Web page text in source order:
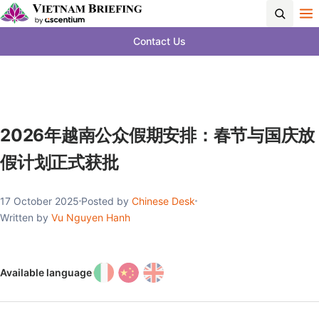
Contact Us
2026年越南公众假期安排：春节与国庆放
假计划正式获批
17 October 2025 Posted by Chinese Desk
Written by Vu Nguyen Hanh
Available language